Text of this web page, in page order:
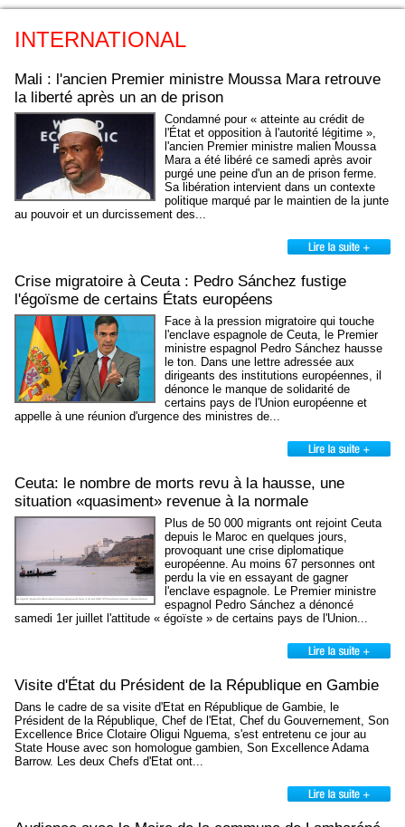
INTERNATIONAL
Mali : l'ancien Premier ministre Moussa Mara retrouve
la liberté après un an de prison
Condamné pour « atteinte au crédit de
l'État et opposition à l'autorité légitime »,
l'ancien Premier ministre malien Moussa
Mara a été libéré ce samedi après avoir
purgé une peine d'un an de prison ferme.
Sa libération intervient dans un contexte
politique marqué par le maintien de la junte
au pouvoir et un durcissement des...
Crise migratoire à Ceuta : Pedro Sánchez fustige
l'égoïsme de certains États européens
Face à la pression migratoire qui touche
l'enclave espagnole de Ceuta, le Premier
ministre espagnol Pedro Sánchez hausse
le ton. Dans une lettre adressée aux
dirigeants des institutions européennes, il
dénonce le manque de solidarité de
certains pays de l'Union européenne et
appelle à une réunion d'urgence des ministres de...
Ceuta: le nombre de morts revu à la hausse, une
situation «quasiment» revenue à la normale
Plus de 50 000 migrants ont rejoint Ceuta
depuis le Maroc en quelques jours,
provoquant une crise diplomatique
européenne. Au moins 67 personnes ont
perdu la vie en essayant de gagner
l'enclave espagnole. Le Premier ministre
espagnol Pedro Sánchez a dénoncé
samedi 1er juillet l'attitude « égoïste » de certains pays de l'Union...
Visite d'État du Président de la République en Gambie
Dans le cadre de sa visite d'Etat en République de Gambie, le
Président de la République, Chef de l'Etat, Chef du Gouvernement, Son
Excellence Brice Clotaire Oligui Nguema, s'est entretenu ce jour au
State House avec son homologue gambien, Son Excellence Adama
Barrow. Les deux Chefs d'Etat ont...